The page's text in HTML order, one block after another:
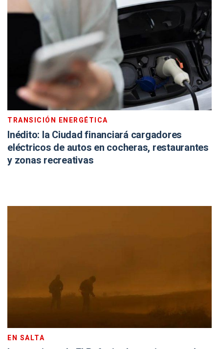
TRANSICIÓN ENERGÉTICA
Inédito: la Ciudad financiará cargadores
eléctricos de autos en cocheras, restaurantes
y zonas recreativas
EN SALTA